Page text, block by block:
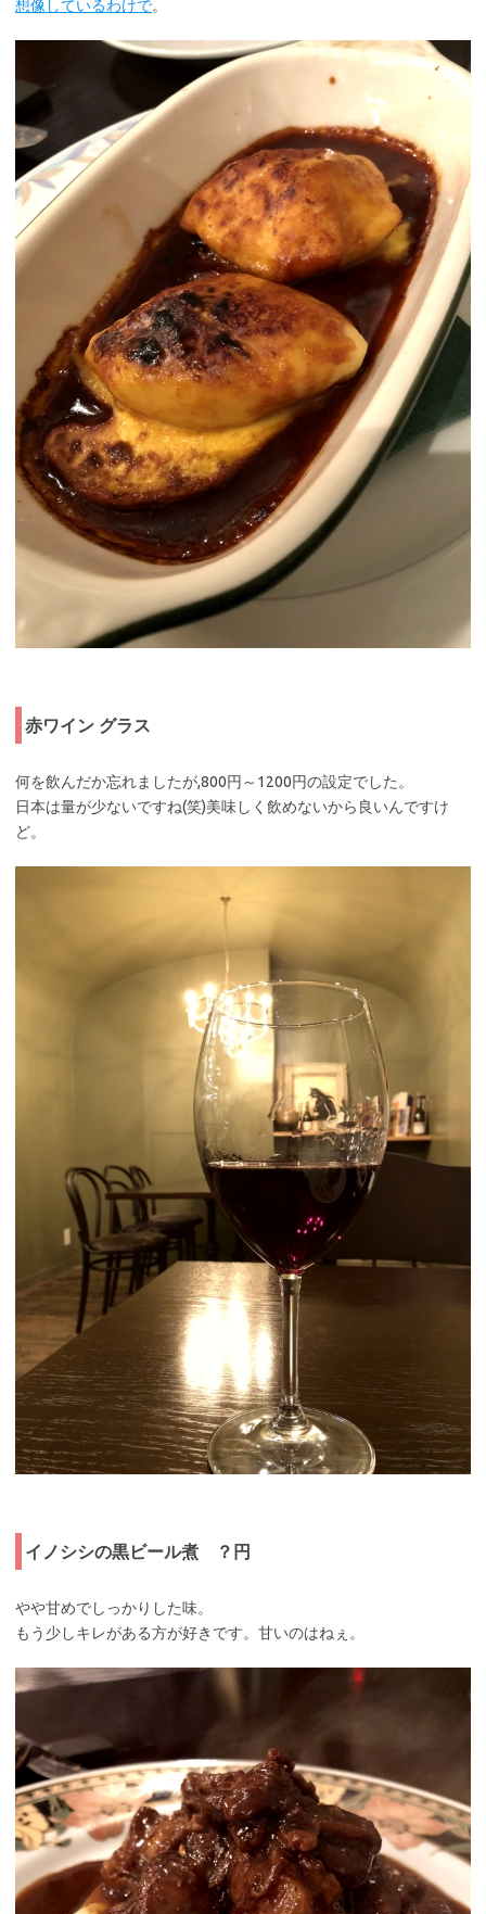
想像しているわけで。
赤ワイン グラス
何を飲んだか忘れましたが,800円～1200円の設定でした。
日本は量が少ないですね(笑)美味しく飲めないから良いんですけ
ど。
イノシシの黒ビール煮 ？円
やや甘めでしっかりした味。
もう少しキレがある方が好きです。甘いのはねぇ。